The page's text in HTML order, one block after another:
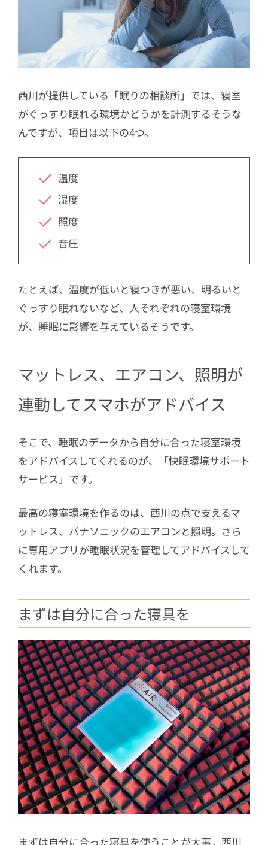
西川が提供している「眠りの相談所」では、寝室
がぐっすり眠れる環境かどうかを計測するそうな
んですが、項目は以下の4つ。
温度
湿度
照度
音圧
たとえば、温度が低いと寝つきが悪い、明るいと
ぐっすり眠れないなど、人それぞれの寝室環境
が、睡眠に影響を与えているそうです。
マットレス、エアコン、照明が
連動してスマホがアドバイス
そこで、睡眠のデータから自分に合った寝室環境
をアドバイスしてくれるのが、「快眠環境サポート
サービス」です。
最高の寝室環境を作るのは、西川の点で支えるマ
ットレス、パナソニックのエアコンと照明。さら
に専用アプリが睡眠状況を管理してアドバイスして
くれます。
まずは自分に合った寝具を
まずは自分に合った寝具を使うことが大事。西川